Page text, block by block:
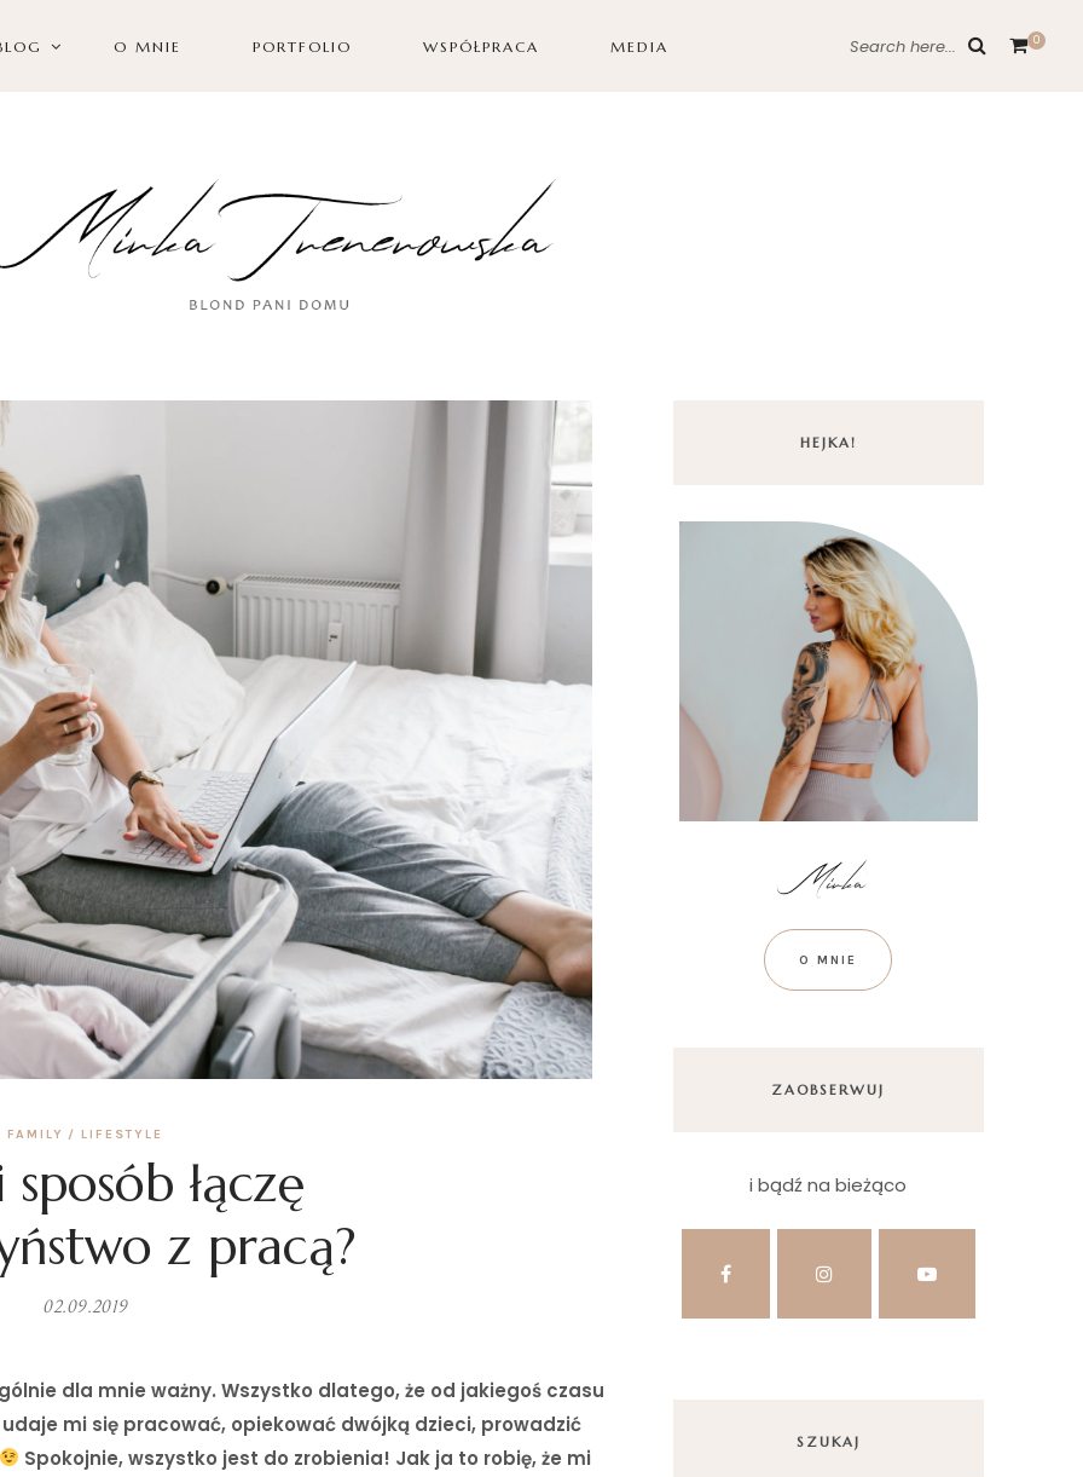
O MNIE PORTFOLIO WSPÓŁPRACA MEDIA Search here... 0
FAMILY LIFESTYLE
łączę
z pracą?
02.09.2019
dla mnie ważny. Wszystko dlatego, że od jakiegoś czasu
mi się pracować, opiekować dwójką dzieci, prowadzić
Spokojnie, wszystko jest do zrobienia! Jak ja to robię, że mi
HEJKA!
O MNIE
ZAOBSERWUJ
i bądź na bieżąco
SZUKAJ